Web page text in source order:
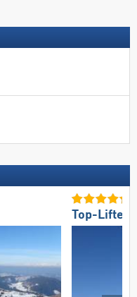
Top-Lifte/